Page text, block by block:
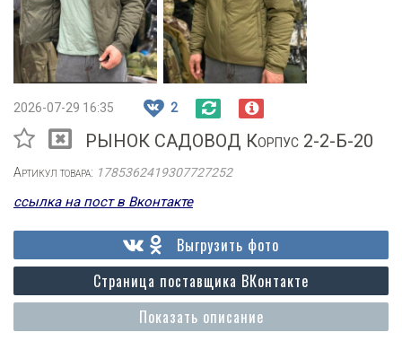
2026-07-29 16:35 2
РЫНОК САДОВОД Корпус 2-2-Б-20
Артикул товара: 1785362419307727252
ссылка на пост в Вконтакте
Показать описание
Страница поставщика ВКонтакте
Выгрузить фото